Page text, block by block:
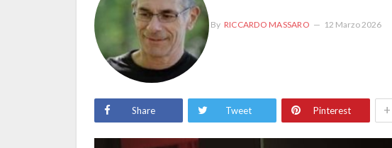
By RICCARDO MASSARO 12 Marzo 2026
Share Tweet Pinterest +